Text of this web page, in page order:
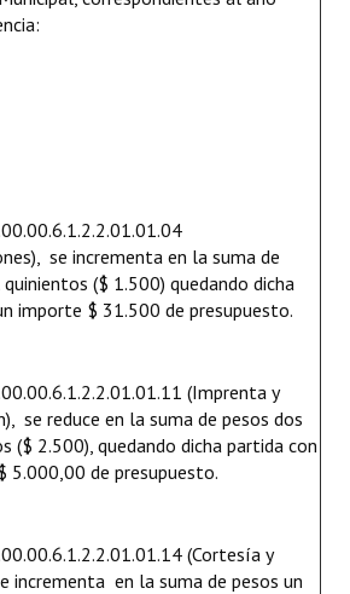
se incrementa en la suma de
($ 1.500) quedando dicha
importe $ 31.500 de presupuesto.
(Imprenta y
se reduce en la suma de pesos dos
($ 2.500), quedando dicha partida con
5.000,00 de presupuesto.
(Cortesía y
incrementa en la suma de pesos un